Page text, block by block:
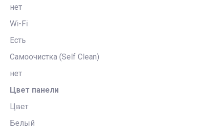
нет
Wi-Fi
Есть
Самоочистка (Self Clean)
нет
Цвет панели
Цвет
Белый